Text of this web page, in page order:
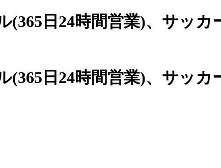
日24時間営業)、 サッカ
日24時間営業)、サッカ